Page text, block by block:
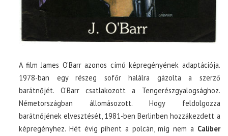
A film James O’Barr azonos című képregényének adaptációja.
1978-ban egy részeg sofőr halálra gázolta a szerző
barátnőjét. O’Barr csatlakozott a Tengerészgyalogsághoz.
Németországban állomásozott. Hogy feldolgozza
barátnőjének elvesztését, 1981-ben Berlinben hozzákezdett a
képregényhez. Hét évig pihent a polcán, míg nem a Caliber